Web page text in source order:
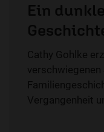
Ein
Cathy Gohlke
verschwiegenen
Vergangenheit